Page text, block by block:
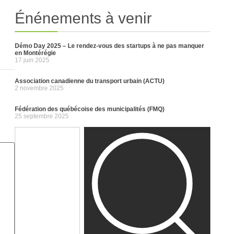
Énénements à venir
Démo Day 2025 – Le rendez-vous des startups à ne pas manquer
en Montérégie
17 juin 2025
Association canadienne du transport urbain (ACTU)
2 novembre 2025
Fédération des québécoise des municipalités (FMQ)
25 septembre 2025